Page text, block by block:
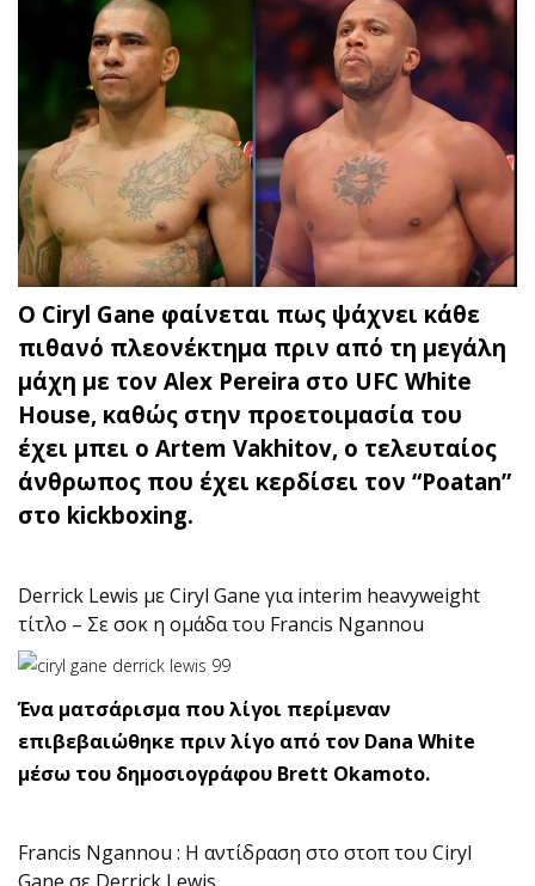
Ο Ciryl Gane φαίνεται πως ψάχνει κάθε
πιθανό πλεονέκτημα πριν από τη μεγάλη
μάχη με τον Alex Pereira στο UFC White
House, καθώς στην προετοιμασία του
έχει μπει ο Artem Vakhitov, ο τελευταίος
άνθρωπος που έχει κερδίσει τον “Poatan”
στο kickboxing.
Derrick Lewis με Ciryl Gane για interim heavyweight
τίτλο – Σε σοκ η ομάδα του Francis Ngannou
Ένα ματσάρισμα που λίγοι περίμεναν
επιβεβαιώθηκε πριν λίγο από τον Dana White
μέσω του δημοσιογράφου Brett Okamoto.
Francis Ngannou : Η αντίδραση στο στοπ του Ciryl